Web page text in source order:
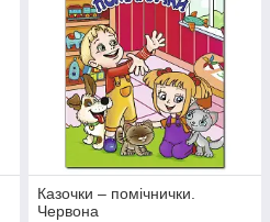
Казочки – помічнички.
Червона